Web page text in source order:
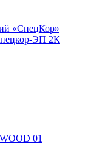
«СпецКор»
ЭП 2К
01